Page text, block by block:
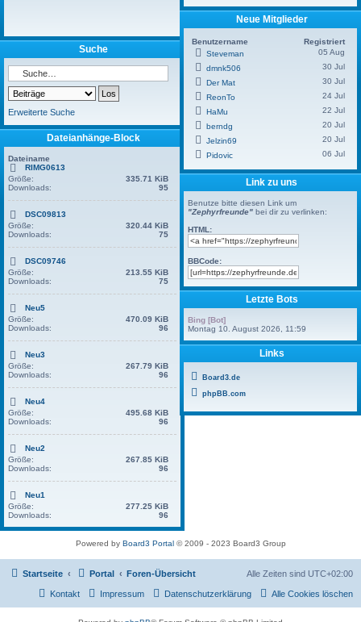
Suche
Erweiterte Suche
Dateianhänge-Block
Dateiname
RIMG0613
Größe:
335.71 KiB
Downloads:
95
DSC09813
Größe:
320.44 KiB
Downloads:
75
DSC09746
Größe:
213.55 KiB
Downloads:
75
Neu5
Größe:
470.09 KiB
Downloads:
96
Neu3
Größe:
267.79 KiB
Downloads:
96
Neu4
Größe:
495.68 KiB
Downloads:
96
Neu2
Größe:
267.85 KiB
Downloads:
96
Neu1
Größe:
277.25 KiB
Downloads:
96
Neue Mitglieder
Benutzername
Registriert
Steveman
05 Aug
dmnk506
30 Jul
Der Mat
30 Jul
ReonTo
24 Jul
HaMu
22 Jul
berndg
20 Jul
Jelzin69
20 Jul
Pidovic
06 Jul
Link zu uns
Benutze bitte diesen Link um
"Zephyrfreunde" bei dir zu verlinken:
HTML:
BBCode:
Letzte Bots
Bing [Bot]
Montag 10. August 2026, 11:59
Links
Board3.de
phpBB.com
Powered by Board3 Portal© 2009 - 2023 Board3 Group
Startseite Portal Foren-Übersicht Alle Zeiten sind UTC+02:00
Alle Cookies löschen
Datenschutzerklärung
Impressum
Kontakt